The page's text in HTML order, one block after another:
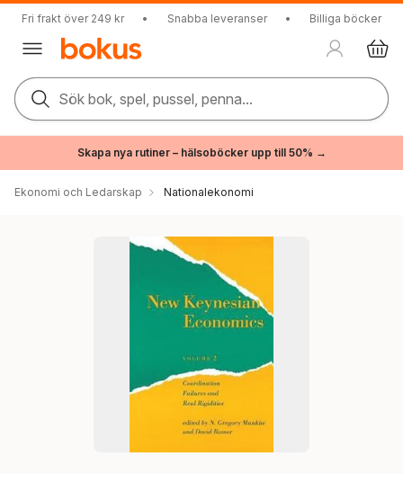
Fri frakt över 249 kr • Snabba leveranser • Billiga böcker
Sök bok, spel, pussel, penna...
Skapa nya rutiner – hälsoböcker upp till 50% →
Ekonomi och Ledarskap Nationalekonomi